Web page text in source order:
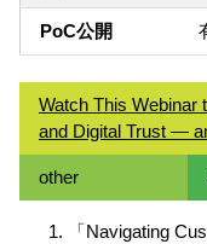
PoC公開
Watch This Webinar
and Digital Trust —
other
「Navigating